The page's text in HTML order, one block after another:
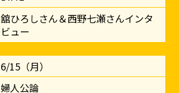
舘ひろしさん＆西野七瀬さんインタ
ビュー
6/15（月）
婦人公論